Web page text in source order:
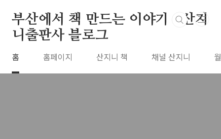
부산에서 책 만드는 이야기 : 산지
니출판사 블로그
홈 홈페이지 산지니 책 채널 산지니